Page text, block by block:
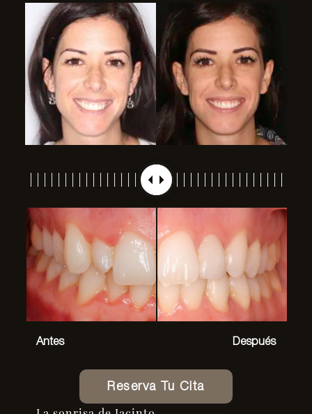
Antes Después
Reserva Tu Cita